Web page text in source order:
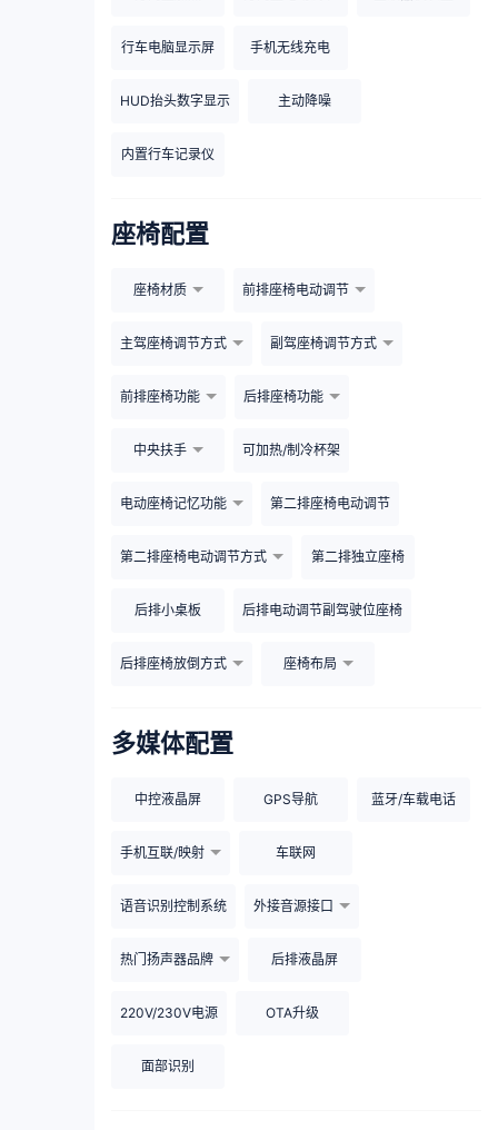
行车电脑显示屏 手机无线充电
HUD抬头数字显示 主动降噪
内置行车记录仪
座椅配置
座椅材质 前排座椅电动调节
主驾座椅调节方式 副驾座椅调节方式
前排座椅功能 后排座椅功能
中央扶手 可加热/制冷杯架
电动座椅记忆功能 第二排座椅电动调节
第二排座椅电动调节方式 第二排独立座椅
后排小桌板 后排电动调节副驾驶位座椅
后排座椅放倒方式 座椅布局
多媒体配置
中控液晶屏 GPS导航 蓝牙/车载电话
手机互联/映射 车联网
语音识别控制系统 外接音源接口
热门扬声器品牌 后排液晶屏
220V/230V电源 OTA升级
面部识别